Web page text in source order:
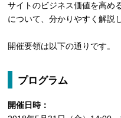
サイトのビジネス価値を高め
について、分かりやすく解説
開催要領は以下の通りです。
プログラム
開催日時：